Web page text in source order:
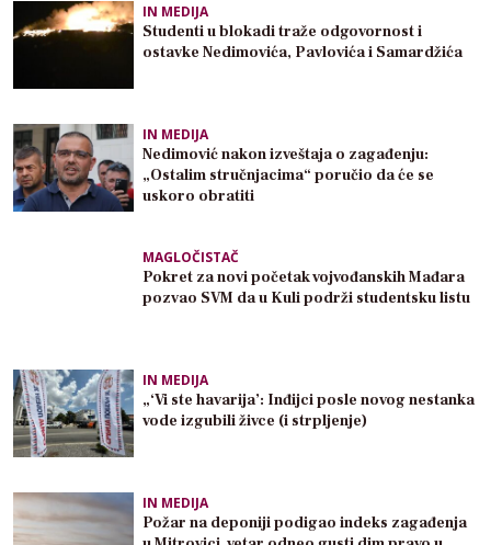
IN MEDIJA
Studenti u blokadi traže odgovornost i
ostavke Nedimovića, Pavlovića i Samardžića
IN MEDIJA
Nedimović nakon izveštaja o zagađenju:
„Ostalim stručnjacima“ poručio da će se
uskoro obratiti
MAGLOČISTAČ
Pokret za novi početak vojvođanskih Mađara
pozvao SVM da u Kuli podrži studentsku listu
IN MEDIJA
„‘Vi ste havarija’: Inđijci posle novog nestanka
vode izgubili živce (i strpljenje)
IN MEDIJA
Požar na deponiji podigao indeks zagađenja